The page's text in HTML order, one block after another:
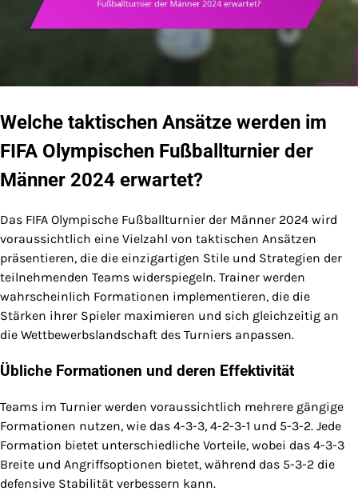
Welche taktischen Ansätze werden im
FIFA Olympischen Fußballturnier der
Männer 2024 erwartet?
Das FIFA Olympische Fußballturnier der Männer 2024 wird
voraussichtlich eine Vielzahl von taktischen Ansätzen
präsentieren, die die einzigartigen Stile und Strategien der
teilnehmenden Teams widerspiegeln. Trainer werden
wahrscheinlich Formationen implementieren, die die
Stärken ihrer Spieler maximieren und sich gleichzeitig an
die Wettbewerbslandschaft des Turniers anpassen.
Übliche Formationen und deren Effektivität
Teams im Turnier werden voraussichtlich mehrere gängige
Formationen nutzen, wie das 4-3-3, 4-2-3-1 und 5-3-2. Jede
Formation bietet unterschiedliche Vorteile, wobei das 4-3-3
Breite und Angriffsoptionen bietet, während das 5-3-2 die
defensive Stabilität verbessern kann.